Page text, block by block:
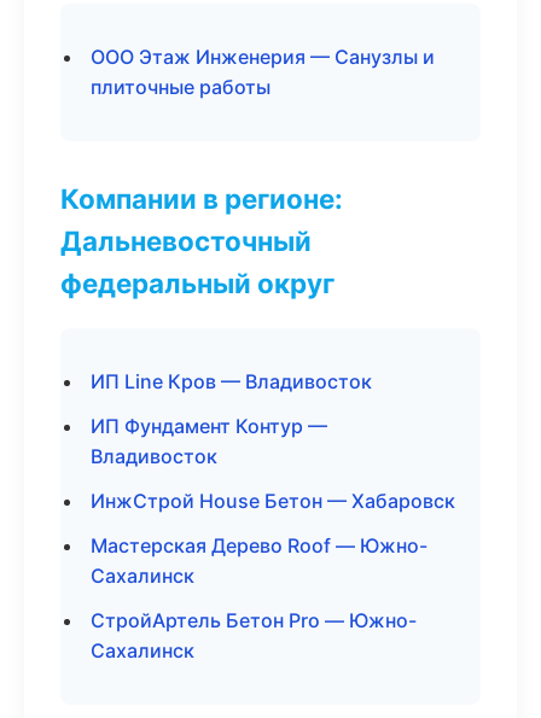
ООО Этаж Инженерия — Санузлы и
плиточные работы
Компании в регионе:
Дальневосточный
федеральный округ
ИП Line Кров — Владивосток
ИП Фундамент Контур —
Владивосток
ИнжСтрой House Бетон — Хабаровск
Мастерская Дерево Roof — Южно-
Сахалинск
СтройАртель Бетон Pro — Южно-
Сахалинск